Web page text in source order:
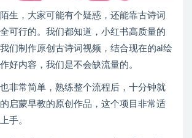
生，大家可能有个疑惑，还能靠古诗词
可行的。我们都知道，小红书高质量的
们制作原创古诗词视频，结合现在的ai绘
好内容，我们是不会缺流量的。
非常简单，熟练整个流程后，十分钟就
启蒙早教的原创作品，这个项目非常适
手。